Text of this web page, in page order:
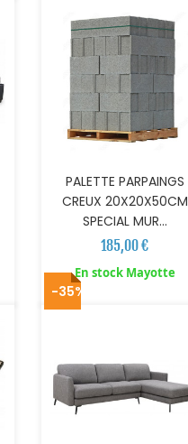
PALETTE PARPAINGS
CREUX 20X20X50CM
SPECIAL MUR...
185,00 €
En stock Mayotte
-35%